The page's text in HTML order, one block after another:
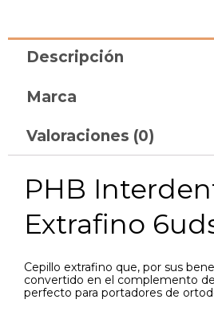
Descripción
Marca
Valoraciones (0)
PHB
Extrafino
Cepillo extrafino que, por sus
convertido en el complemento
perfecto para portadores de